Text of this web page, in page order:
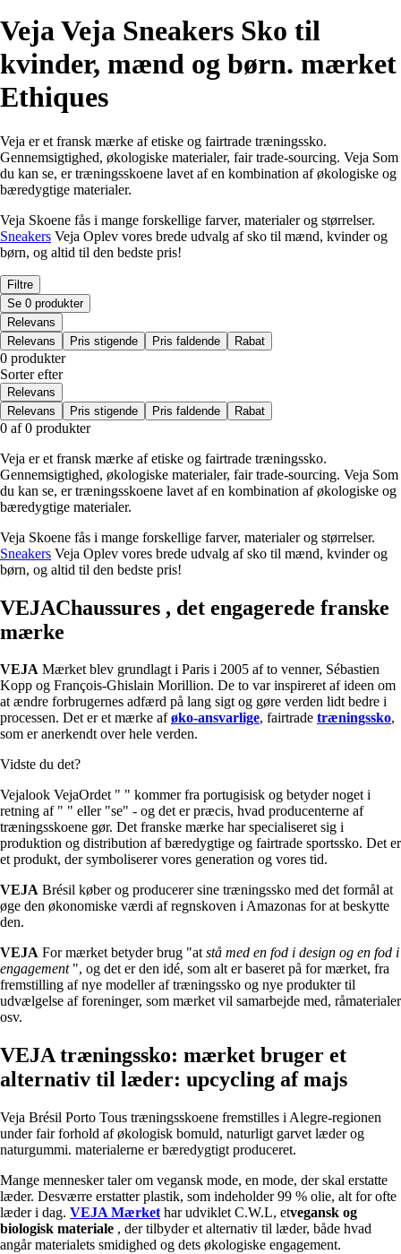
Veja Veja Sneakers Sko til
kvinder, mænd og børn. mærket
Ethiques
Veja er et fransk mærke af etiske og fairtrade træningssko.
Gennemsigtighed, økologiske materialer, fair trade-sourcing. Veja Som
du kan se, er træningsskoene lavet af en kombination af økologiske og
bæredygtige materialer.
Veja Skoene fås i mange forskellige farver, materialer og størrelser.
Sneakers Veja Oplev vores brede udvalg af sko til mænd, kvinder og
børn, og altid til den bedste pris!
Filtre
Se 0 produkter
Relevans
Relevans
Pris stigende Pris faldende Rabat
0 produkter
Sorter efter
Relevans
Relevans
Pris stigende Pris faldende Rabat
0 af 0 produkter
Veja er et fransk mærke af etiske og fairtrade træningssko.
Gennemsigtighed, økologiske materialer, fair trade-sourcing. Veja Som
du kan se, er træningsskoene lavet af en kombination af økologiske og
bæredygtige materialer.
Veja Skoene fås i mange forskellige farver, materialer og størrelser.
Sneakers Veja Oplev vores brede udvalg af sko til mænd, kvinder og
børn, og altid til den bedste pris!
VEJAChaussures , det engagerede franske
mærke
VEJA Mærket blev grundlagt i Paris i 2005 af to venner, Sébastien
Kopp og François-Ghislain Morillion. De to var inspireret af ideen om
at ændre forbrugernes adfærd på lang sigt og gøre verden lidt bedre i
processen. Det er et mærke aføko-ansvarlige, fairtrade træningssko,
som er anerkendt over hele verden.
Vidste du det?
Vejalook VejaOrdet " " kommer fra portugisisk og betyder noget i
retning af " " eller "se" - og det er præcis, hvad producenterne af
træningsskoene gør. Det franske mærke har specialiseret sig i
produktion og distribution af bæredygtige og fairtrade sportssko. Det er
et produkt, der symboliserer vores generation og vores tid.
VEJA Brésil køber og producerer sine træningssko med det formål at
øge den økonomiske værdi af regnskoven i Amazonas for at beskytte
den.
VEJA For mærket betyder brug "atstå med en fod i design og en fod i
engagement", og det er den idé, som alt er baseret på for mærket, fra
fremstilling af nye modeller af træningssko og nye produkter til
udvælgelse af foreninger, som mærket vil samarbejde med, råmaterialer
osv.
VEJA træningssko: mærket bruger et
alternativ til læder: upcycling af majs
Veja Brésil Porto Tous træningsskoene fremstilles i Alegre-regionen
under fair forhold af økologisk bomuld, naturligt garvet læder og
naturgummi. materialerne er bæredygtigt produceret.
Mange mennesker taler om vegansk mode, en mode, der skal erstatte
læder. Desværre erstatter plastik, som indeholder 99 % olie, alt for ofte
læder i dag. VEJA Mærket har udviklet C.W.L, etvegansk og
biologisk materiale , der tilbyder et alternativ til læder, både hvad
angår materialets smidighed og dets økologiske engagement.